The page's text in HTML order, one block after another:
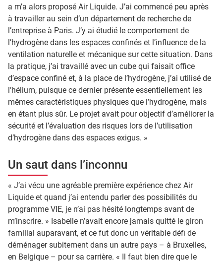
a m’a alors proposé Air Liquide. J’ai commencé peu après
à travailler au sein d’un département de recherche de
l’entreprise à Paris. J’y ai étudié le comportement de
l’hydrogène dans les espaces confinés et l’influence de la
ventilation naturelle et mécanique sur cette situation. Dans
la pratique, j’ai travaillé avec un cube qui faisait office
d’espace confiné et, à la place de l’hydrogène, j’ai utilisé de
l’hélium, puisque ce dernier présente essentiellement les
mêmes caractéristiques physiques que l’hydrogène, mais
en étant plus sûr. Le projet avait pour objectif d’améliorer la
sécurité et l’évaluation des risques lors de l’utilisation
d’hydrogène dans des espaces exigus. »
Un saut dans l’inconnu
« J’ai vécu une agréable première expérience chez Air
Liquide et quand j’ai entendu parler des possibilités du
programme VIE, je n’ai pas hésité longtemps avant de
m’inscrire. » Isabelle n’avait encore jamais quitté le giron
familial auparavant, et ce fut donc un véritable défi de
déménager subitement dans un autre pays – à Bruxelles,
en Belgique – pour sa carrière. « Il faut bien dire que le